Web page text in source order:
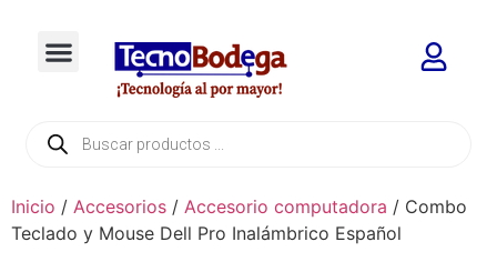
Inicio / Accesorios / Accesorio computadora / Combo
Teclado y Mouse Dell Pro Inalámbrico Español